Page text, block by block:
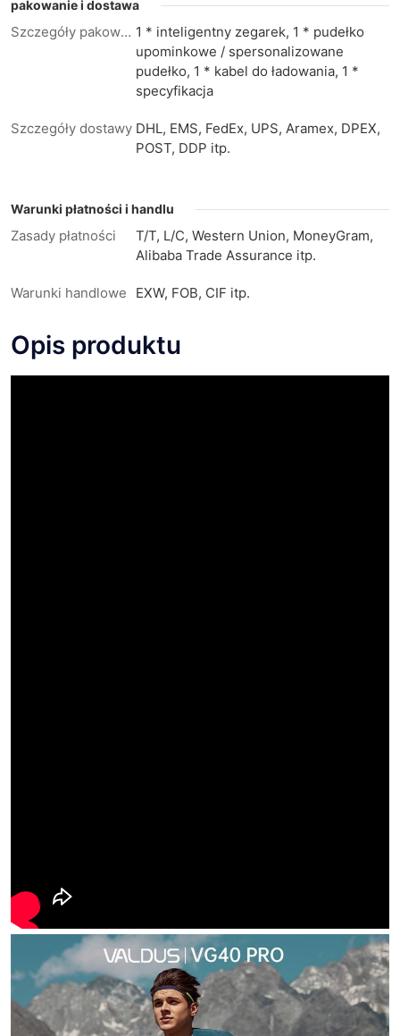
pakowanie i dostawa
Szczegóły pakowania 1 * inteligentny zegarek, 1 * pudełko
upominkowe / spersonalizowane
pudełko, 1 * kabel do ładowania, 1 *
specyfikacja
Szczegóły dostawy DHL, EMS, FedEx, UPS, Aramex, DPEX,
POST, DDP itp.
Warunki płatności i handlu
Zasady płatności
T/T, L/C, Western Union, MoneyGram,
Alibaba Trade Assurance itp.
Warunki handlowe EXW, FOB, CIF itp.
Opis produktu